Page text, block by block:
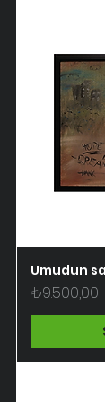
Umudun
Fiyat
₺9.500,00